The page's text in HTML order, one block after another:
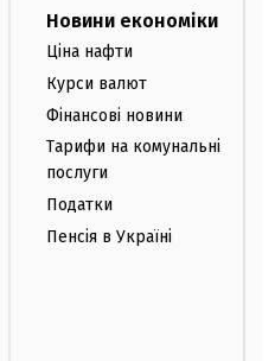
Новини економіки
Ціна нафти
Курси валют
Фінансові новини
Тарифи на комунальні
послуги
Податки
Пенсія в Україні